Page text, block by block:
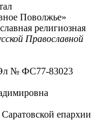
Поволжье»
религиозная
Православной
№ ФС77-83023
епархии